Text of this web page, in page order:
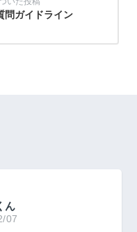
問ガイドライン
ん
07